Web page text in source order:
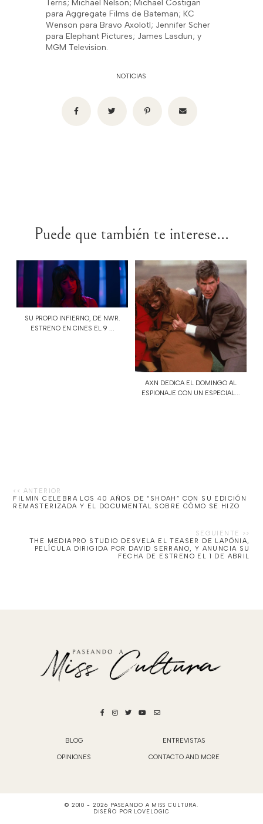
Terris; Michael Nelson; Michael Costigan
para Aggregate Films de Bateman; KC
Wenson para Bravo Axolotl; Jennifer Scher
para Elephant Pictures; James Lasdun; y
MGM Television.
NOTICIAS
Puede que también te interese...
SU PROPIO INFIERNO, DE NWR.
ESTRENO EN CINES EL 9 ...
AXN DEDICA EL DOMINGO AL
ESPIONAJE CON UN ESPECIAL...
FILMIN CELEBRA LOS 40 AÑOS DE “SHOAH” CON SU EDICIÓN
REMASTERIZADA Y EL DOCUMENTAL SOBRE CÓMO SE HIZO
THE MEDIAPRO STUDIO DESVELA EL TEASER DE LAPÖNIA,
PELÍCULA DIRIGIDA POR DAVID SERRANO, Y ANUNCIA SU
FECHA DE ESTRENO EL 1 DE ABRIL
BLOG ENTREVISTAS
OPINIONES CONTACTO AND MORE
© 2010 - 2026 PASEANDO A MISS CULTURA
DISEÑO POR LOVELOGIC